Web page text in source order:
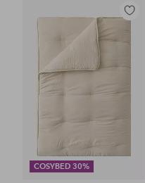
COSYBED 30%
Lisää